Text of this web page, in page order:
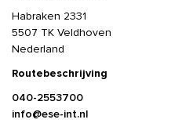
Habraken 2331
5507 TK Veldhoven
Nederland
Routebeschrijving
040-2553700
info@ese-int.nl